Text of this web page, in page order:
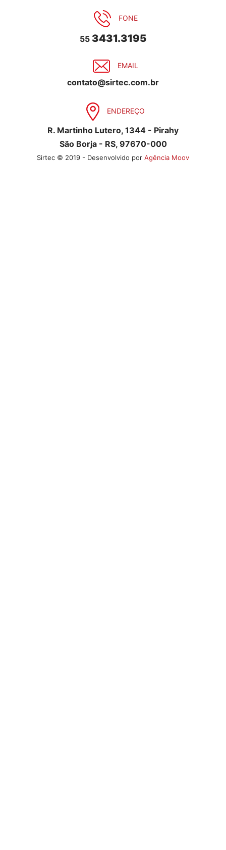
FONE
55 3431.3195
EMAIL
contato@sirtec.com.br
ENDEREÇO
R. Martinho Lutero, 1344 - Pirahy
São Borja - RS, 97670-000
Sirtec © 2019 - Desenvolvido por Agência Moov